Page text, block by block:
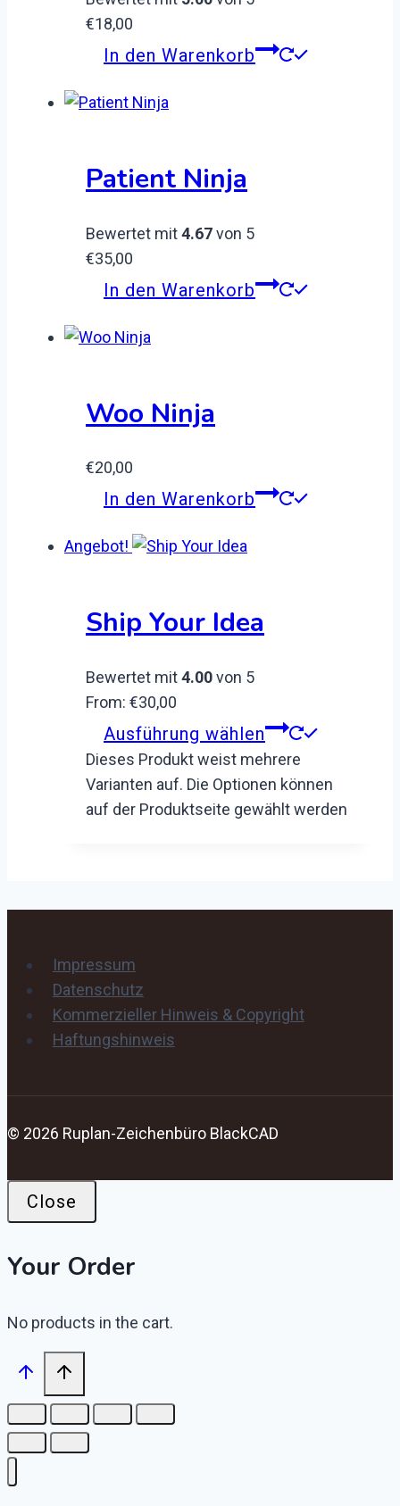
€18,00
In den Warenkorb
Patient Ninja
Bewertet mit4.67von 5
€35,00
In den Warenkorb
Woo Ninja
€20,00
In den Warenkorb
Angebot!
Ship Your Idea
Bewertet mit4.00von 5
From: €30,00
Ausführung wählen
Dieses Produkt weist mehrere
Varianten auf. Die Optionen können
auf der Produktseite gewählt werden
Impressum
Datenschutz
Kommerzieller Hinweis & Copyright
Haftungshinweis
© 2026 Ruplan-Zeichenbüro BlackCAD
Close
Your Order
No products in the cart.